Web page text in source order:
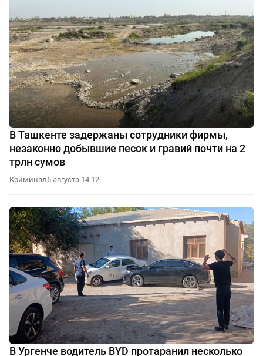
В Ташкенте задержаны сотрудники фирмы,
незаконно добывшие песок и гравий почти на 2
трлн сумов
Криминал6 августа 14:12
В Ургенче водитель BYD протаранил несколько